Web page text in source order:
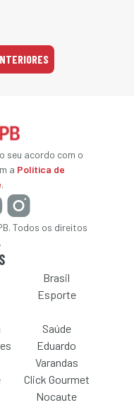
seu acordo com o
a Política de
.
Todos os direitos
Brasil
Esporte
Saúde
Eduardo
Varandas
Click Gourmet
Nocaute